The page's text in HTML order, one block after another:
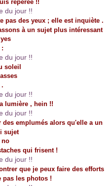
repérée !!
pas des yeux ; elle est inquiète .
à un sujet plus intéressant
:
soleil
.
lumière , hein !!
emplumés alors qu'elle a un
sujet
qui frisent !
que je peux faire des efforts
les photos !